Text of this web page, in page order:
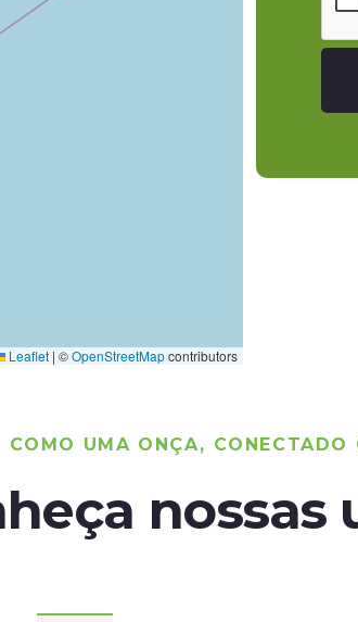
Leaflet | ©OpenStreetMapcontributors
COMO UMA ONÇA, CONECTADO
nossas